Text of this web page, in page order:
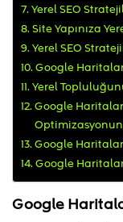
Yerel SEO
Site Yapınıza
Yerel SEO
Google Haritalar
Yerel
Google
Google Haritalar
Google
Google